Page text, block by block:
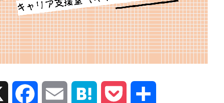
Facebook Email Hatena Pocket